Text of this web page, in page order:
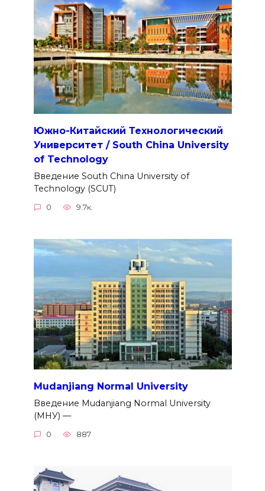
Южно-Китайский Технологический
Университет / South China University
of Technology
Введение South China University of
Technology (SCUT)
0 9.7к.
Mudanjiang Normal University
Введение Mudanjiang Normal University
(МНУ) —
0 887